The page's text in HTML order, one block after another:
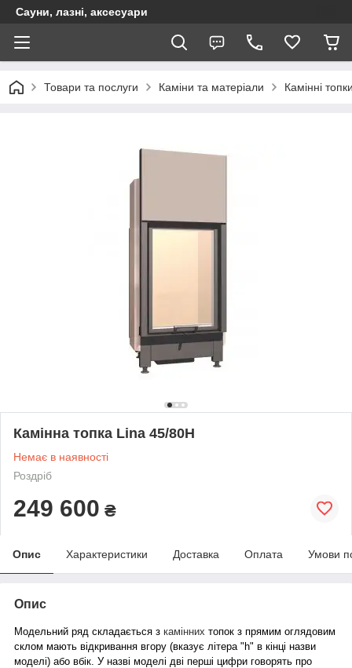
Сауни, лазні, аксесуари
Товари та послуги Каміни та матеріали Камінні
Камінна топка Lina 45/80H
Немає в наявності
Роздріб
249 600 ₴
Опис Характеристики Доставка Оплата Умови
Опис
Модельний ряд складається з камінних топок з прямим оглядовим
склом мають відкривання вгору (вказує літера "h" в кінці назви
моделі) або вбік. У назві моделі дві перші цифри говорять про